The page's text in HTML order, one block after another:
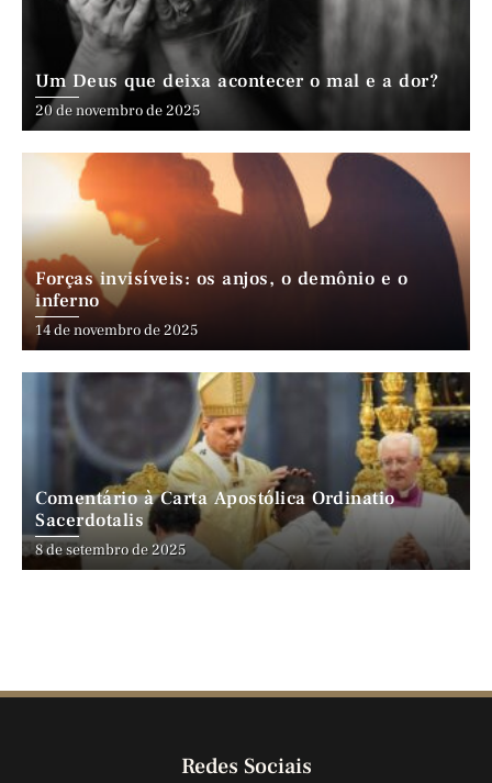
Um Deus que deixa acontecer o mal e a dor?
20 de novembro de 2025
Forças invisíveis: os anjos, o demônio e o
inferno
14 de novembro de 2025
Comentário à Carta Apostólica Ordinatio
Sacerdotalis
8 de setembro de 2025
Redes Sociais